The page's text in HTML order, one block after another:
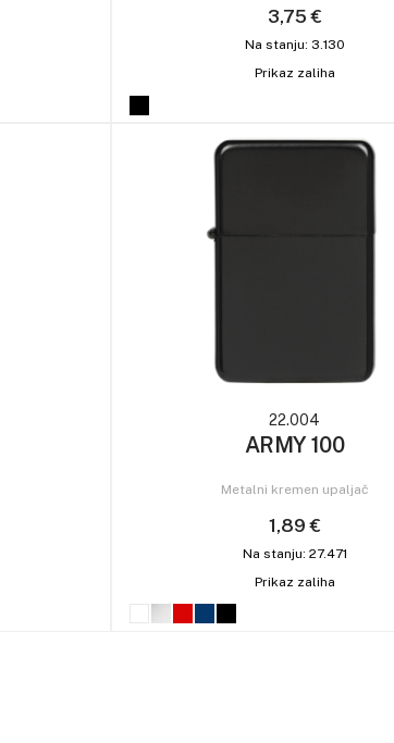
3,75 €
Na stanju: 3.130
Prikaz zaliha
22.004
ARMY 100
Metalni kremen upaljač
1,89 €
Na stanju: 27.471
Prikaz zaliha